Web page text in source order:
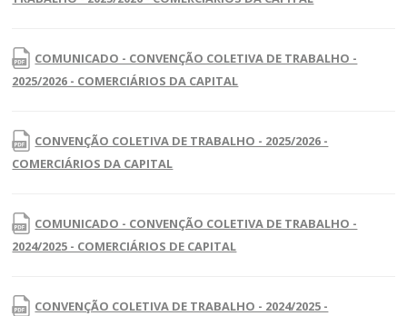
COMUNICADO - CONVENÇÃO COLETIVA DE TRABALHO -
2025/2026 - COMERCIÁRIOS DA CAPITAL
CONVENÇÃO COLETIVA DE TRABALHO - 2025/2026 -
COMERCIÁRIOS DA CAPITAL
COMUNICADO - CONVENÇÃO COLETIVA DE TRABALHO -
2024/2025 - COMERCIÁRIOS DE CAPITAL
CONVENÇÃO COLETIVA DE TRABALHO - 2024/2025 -